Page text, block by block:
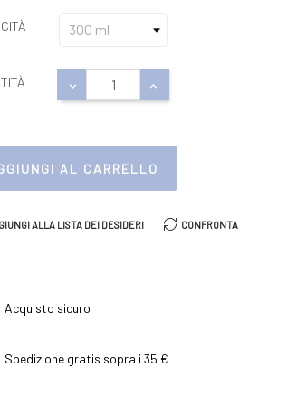
AL CARRELLO
ALLA LISTA DEI DESIDERI CONFRONTA
Acquisto sicuro
Spedizione gratis sopra i 35 €